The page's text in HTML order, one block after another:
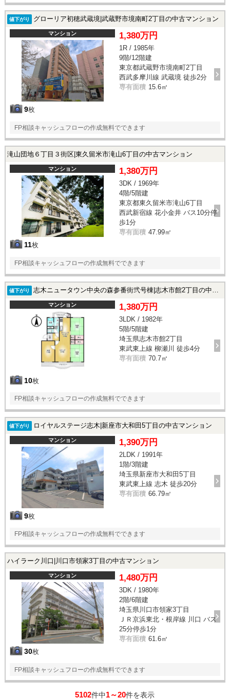
値下がり グローリア初穂武蔵境|武蔵野市境南町2丁目の中古マンション
マンション
9枚
1,380万円
1R / 1985年
9階/12階建
東京都武蔵野市境南町2丁目
西武多摩川線 武蔵境 徒歩2分
専有面積 15.6㎡
FP相談キャッシュフローの作成無料でできます
滝山団地６丁目３街区|東久留米市滝山6丁目の中古マンション
マンション
11枚
1,380万円
3DK / 1969年
4階/5階建
東京都東久留米市滝山6丁目
西武新宿線 花小金井 バス10分停
歩1分
専有面積 47.99㎡
FP相談キャッシュフローの作成無料でできます
値下がり 志木ニュータウン中央の森参番街弐号棟|志木市館2丁目の中古マンション
マンション
10枚
1,380万円
3LDK / 1982年
5階/5階建
埼玉県志木市館2丁目
東武東上線 柳瀬川 徒歩4分
専有面積 70.7㎡
FP相談キャッシュフローの作成無料でできます
値下がり ロイヤルステージ志木|新座市大和田5丁目の中古マンション
マンション
9枚
1,390万円
2LDK / 1991年
1階/3階建
埼玉県新座市大和田5丁目
東武東上線 志木 徒歩20分
専有面積 66.79㎡
FP相談キャッシュフローの作成無料でできます
ハイラーク川口|川口市領家3丁目の中古マンション
マンション
30枚
1,480万円
3DK / 1980年
2階/6階建
埼玉県川口市領家3丁目
ＪＲ京浜東北・根岸線 川口 バス
25分停歩1分
専有面積 61.6㎡
FP相談キャッシュフローの作成無料でできます
5102件中1～20件を表示